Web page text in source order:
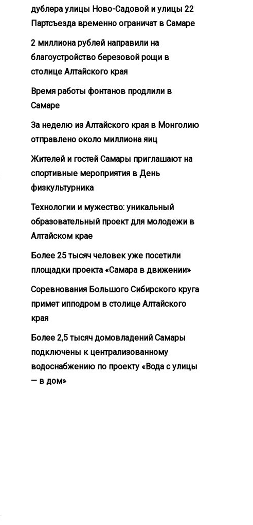
дублера улицы Ново-Садовой и улицы 22
Партсъезда временно ограничат в Самаре
2 миллиона рублей направили на
благоустройство березовой рощи в
столице Алтайского края
Время работы фонтанов продлили в
Самаре
За неделю из Алтайского края в Монголию
отправлено около миллиона яиц
Жителей и гостей Самары приглашают на
спортивные мероприятия в День
физкультурника
Технологии и мужество: уникальный
образовательный проект для молодежи в
Алтайском крае
Более 25 тысяч человек уже посетили
площадки проекта «Самара в движении»
Соревнования Большого Сибирского круга
примет ипподром в столице Алтайского
края
Более 2,5 тысяч домовладений Самары
подключены к централизованному
водоснабжению по проекту «Вода с улицы
— в дом»